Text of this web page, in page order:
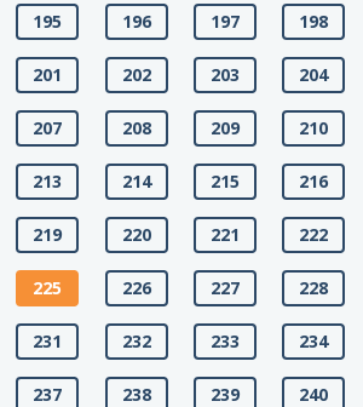
195 196 197 198
201 202 203 204
207 208 209 210
213 214 215 216
219 220 221 222
225 226 227 228
231 232 233 234
237 238 239 240